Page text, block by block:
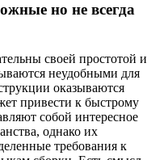
но не всегда
своей простотой и
неудобными для
оказываются
привести к быстрому
собой интересное
однако их
требования к